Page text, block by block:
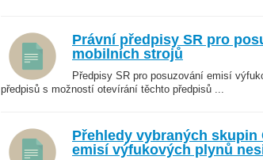
Právní předpisy SR pro
mobilních strojů
Předpisy SR pro posuzování emisí
předpisů s možností otevírání těchto předpisů ...
Přehledy vybraných skupin
emisí výfukových plynů